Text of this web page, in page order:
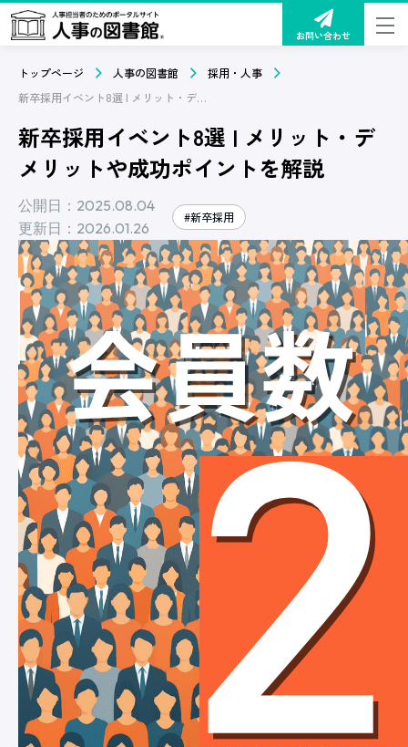
お問い合わせ
トップページ 人事の図書館
採用・人事
新卒採用イベント8選 | メリット・デメリットや成功ポイントを解説
新卒採用イベント8選 | メリット・デ
メリットや成功ポイントを解説
公開日：2025.08.04
更新日：2026.01.26
#新卒採用